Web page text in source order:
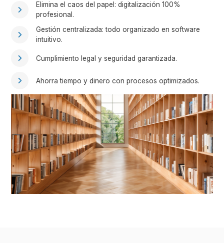
Elimina el caos del papel: digitalización 100%
profesional.
Gestión centralizada: todo organizado en software
intuitivo.
Cumplimiento legal y seguridad garantizada.
Ahorra tiempo y dinero con procesos optimizados.